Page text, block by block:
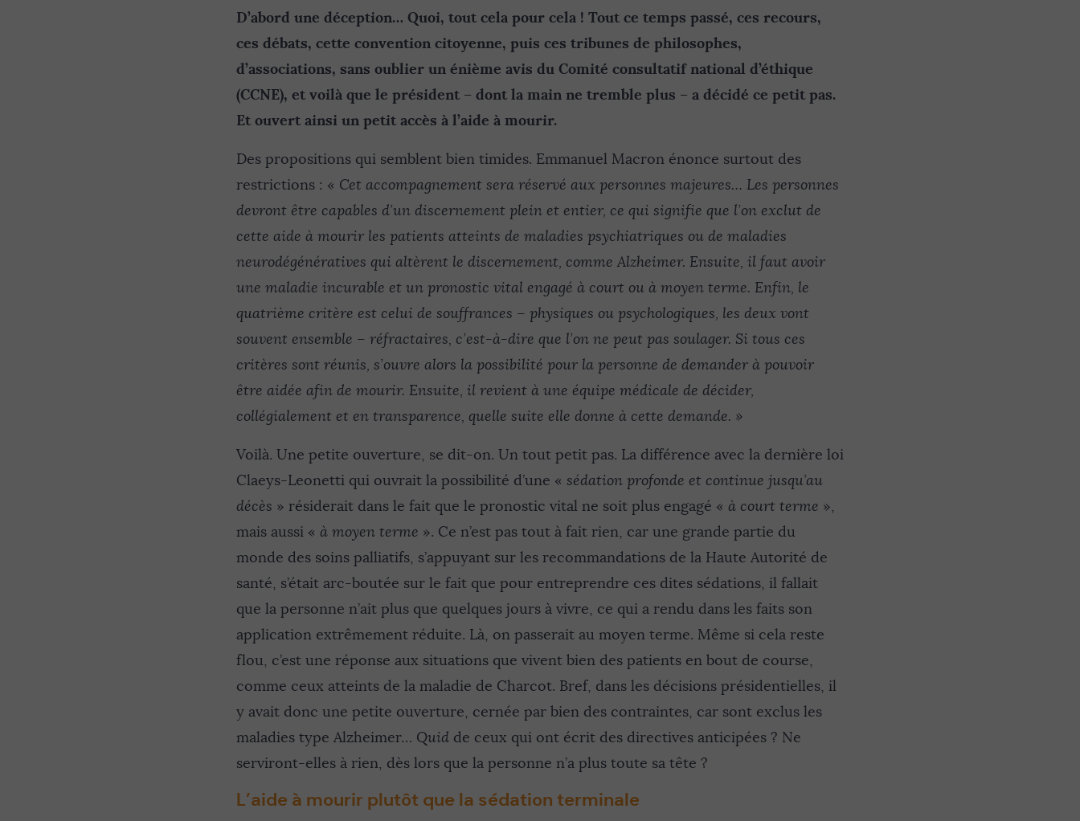
D’abord une déception… Quoi, tout cela pour cela ! Tout ce temps passé, ces recours,
ces débats, cette convention citoyenne, puis ces tribunes de philosophes,
d’associations, sans oublier un énième avis du Comité consultatif national d’éthique
(CCNE), et voilà que le président – dont la main ne tremble plus – a décidé ce petit pas.
Et ouvert ainsi un petit accès à l’aide à mourir.
Des propositions qui semblent bien timides. Emmanuel Macron énonce surtout des
restrictions : « Cet accompagnement sera réservé aux personnes majeures… Les personnes
devront être capables d’un discernement plein et entier, ce qui signifie que l’on exclut de
cette aide à mourir les patients atteints de maladies psychiatriques ou de maladies
neurodégénératives qui altèrent le discernement, comme Alzheimer. Ensuite, il faut avoir
une maladie incurable et un pronostic vital engagé à court ou à moyen terme. Enfin, le
quatrième critère est celui de souffrances – physiques ou psychologiques, les deux vont
souvent ensemble – réfractaires, c’est-à-dire que l’on ne peut pas soulager. Si tous ces
critères sont réunis, s’ouvre alors la possibilité pour la personne de demander à pouvoir
être aidée afin de mourir. Ensuite, il revient à une équipe médicale de décider,
collégialement et en transparence, quelle suite elle donne à cette demande. »
Voilà. Une petite ouverture, se dit-on. Un tout petit pas. La différence avec la dernière loi
Claeys-Leonetti qui ouvrait la possibilité d’une « sédation profonde et continue jusqu’au
décès » résiderait dans le fait que le pronostic vital ne soit plus engagé « à court terme »,
mais aussi « à moyen terme ». Ce n’est pas tout à fait rien, car une grande partie du
monde des soins palliatifs, s’appuyant sur les recommandations de la Haute Autorité de
santé, s’était arc-boutée sur le fait que pour entreprendre ces dites sédations, il fallait
que la personne n’ait plus que quelques jours à vivre, ce qui a rendu dans les faits son
application extrêmement réduite. Là, on passerait au moyen terme. Même si cela reste
flou, c’est une réponse aux situations que vivent bien des patients en bout de course,
comme ceux atteints de la maladie de Charcot. Bref, dans les décisions présidentielles, il
y avait donc une petite ouverture, cernée par bien des contraintes, car sont exclus les
maladies type Alzheimer… Quidde ceux qui ont écrit des directives anticipées ? Ne
serviront-elles à rien, dès lors que la personne n’a plus toute sa tête ?
L’aide à mourir plutôt que la sédation terminale